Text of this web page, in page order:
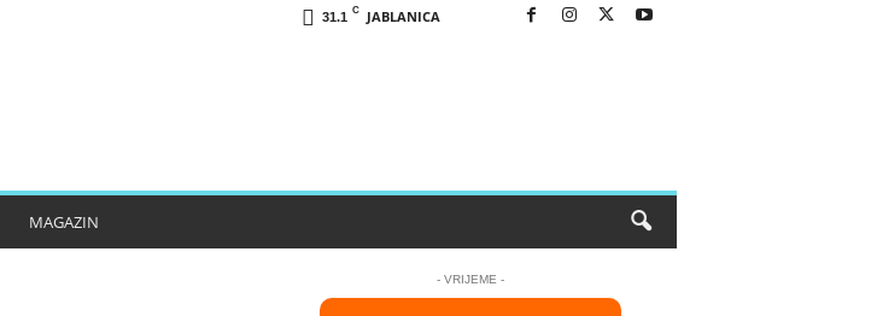
31.1 C JABLANICA
MAGAZIN
- VRIJEME -